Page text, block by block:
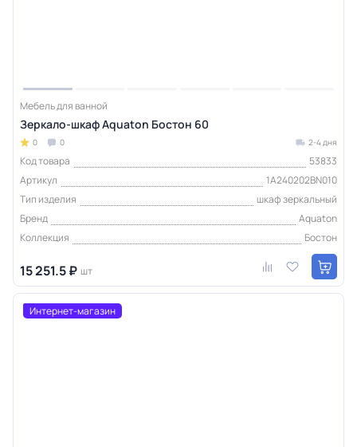
Мебель для ванной
Зеркало-шкаф Aquaton Бостон 60
0 0 2-4 дня
Код товара
53833
Артикул
1A240202BN010
Тип изделия
шкаф зеркальный
Бренд
Aquaton
Коллекция
Бостон
15 251.5 ₽ шт
Интернет-магазин